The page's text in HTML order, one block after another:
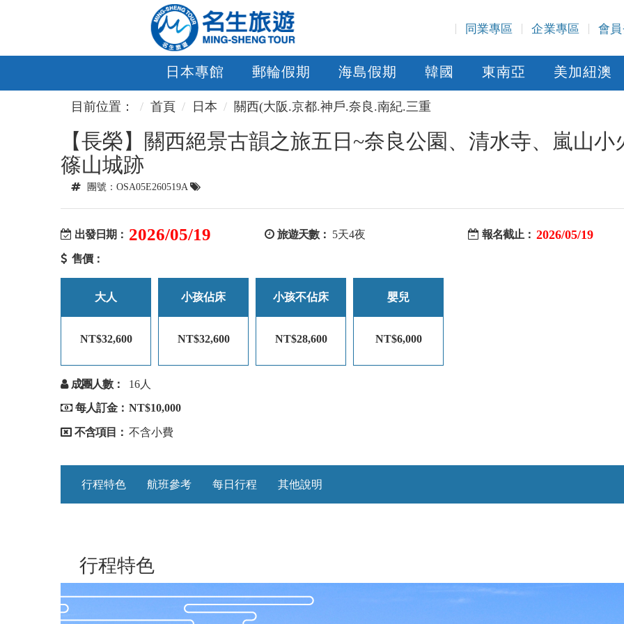
同業專區 企業專區 會
日本專館 郵輪假期 海島假期 韓國 東南亞 美加紐澳
目前位置： 首頁 日本 關西(大阪.京都.神戶.奈良.南紀.三重
【長榮】關西絕景古韻之旅五日~奈良公園、清水寺、嵐山
篠山城跡
團號：OSA05E260519A
出發日期： 2026/05/19 旅遊天數： 5天4夜 報名截止： 2026/05/19
售價：
大人
NT$32,600
小孩佔床
NT$32,600
小孩不佔床
NT$28,600
嬰兒
NT$6,000
成團人數：
16人
每人訂金： NT$10,000
不含項目： 不含小費
行程特色 航班參考 每日行程 其他說明
行程特色